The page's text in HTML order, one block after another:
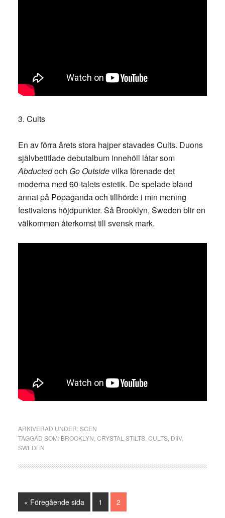
3. Cults
En av förra årets stora hajper stavades Cults. Duons
självbetitlade debutalbum innehöll låtar som
Abductedoch Go Outsidevilka förenade det
moderna med 60-talets estetik. De spelade bland
annat på Popaganda och tillhörde i min mening
festivalens höjdpunkter. Så Brooklyn, Sweden blir en
välkommen återkomst till svensk mark.
ARKIVERAD UNDER:SCEN
TAGGAD SOM: BROOKLYN CRYSTAL STILTS, CULTS, DIIV,
SWEDEN
« Go
to
Föregående sida Sida
1 Sida
2